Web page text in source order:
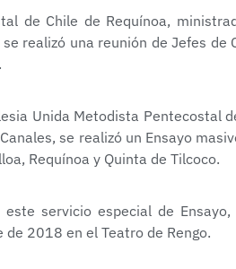
de Chile de Requínoa,
realizó una reunión de Jefes de
Unida Metodista Pentecostal
se realizó un Ensayo
Requínoa y Quinta de Tilcoco.
servicio especial de
2018 en el Teatro de Rengo.